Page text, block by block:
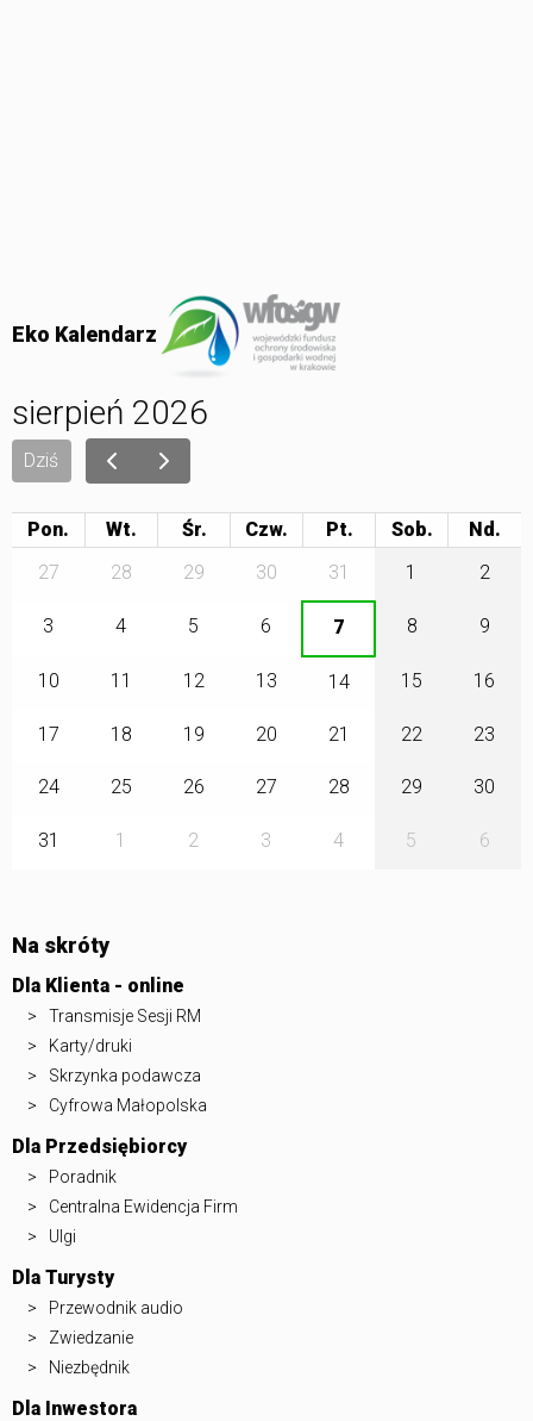
Eko Kalendarz
sierpień 2026
Dziś
Pon. Wt. Śr. Czw. Pt.
Sob.
27
28 29 30 31 1 2
3 4 5 6 7 8 9
10 11 12 13 14 15 16
17 18 19 20 21 22 23
24 25 26 27 28 29 30
31 1 2 3 4 5 6
Na skróty
Dla Klienta - online
Transmisje Sesji RM
Karty/druki
Skrzynka podawcza
Cyfrowa Małopolska
Dla Przedsiębiorcy
Poradnik
Centralna Ewidencja Firm
Ulgi
Dla Turysty
Przewodnik audio
Zwiedzanie
Niezbędnik
Dla Inwestora